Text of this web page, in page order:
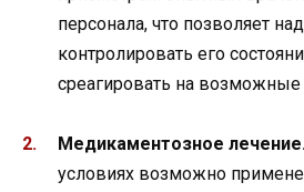
персонала, что позволяет
контролировать его
среагировать на
Медикаментозное
условиях возможно